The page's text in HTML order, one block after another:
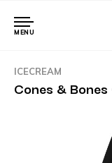
MENU
ICECREAM
Cones &